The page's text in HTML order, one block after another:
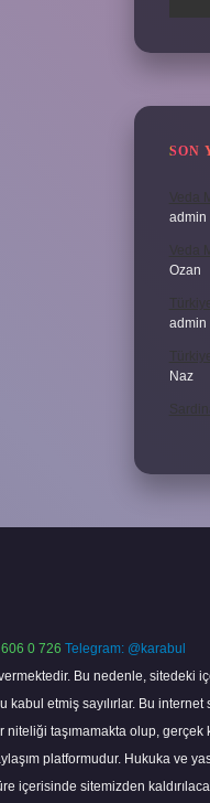
SON
Veda
admin
Veda
Ozan
admin
Naz
0 726 Telegram: @karabul
Bu nedenle, sitedeki
etmiş sayılırlar. Bu
niteliği taşımamakta olup,
platformudur. Hukuka ve
içerisinde sitemizden